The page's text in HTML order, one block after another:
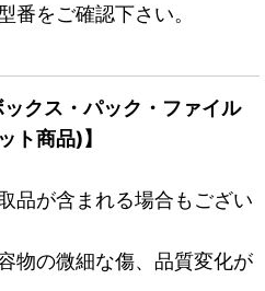
番をご確認下さい。
ックス・パック・ファイル
ト商品)】
品が含まれる場合もござい
物の微細な傷、品質変化が